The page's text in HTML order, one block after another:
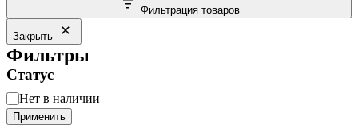
Фильтрация товаров
Закрыть
Фильтры
Статус
Статус
Нет в наличии
Применить